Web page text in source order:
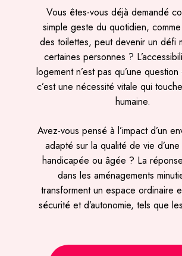
Vous êtes-vous déjà demandé
simple geste du quotidien, comme
des toilettes, peut devenir un défi
certaines personnes ?
logement n’est pas qu’une
c’est une nécessité vitale qui
humaine.
Avez-vous pensé à l’impact d’un
adapté sur la qualité de vie
handicapée ou âgée ? La
dans les aménagements
transforment un espace ordinaire
sécurité et d’autonomie, tels que